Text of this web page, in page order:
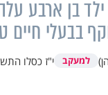
ילד בן ארבע
בבעלי חיים
למעקב י"ז כסלו